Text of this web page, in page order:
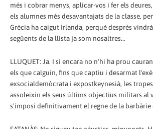
més i cobrar menys, aplicar-vos i fer els
els alumnes més desavantajats de la classe,
Grècia ha caigut Irlanda, perquè després
següents de la llista ja som nosaltres...
LLUQUET: Ja. I si encara no n'hi ha prou
els que calguin, fins que captiu i desarmat
exsocialdemòcrata i expostkeynesià, les
assoleixin els seus últims objectius militars al
s'imposi definitivament el regne de la barbàrie